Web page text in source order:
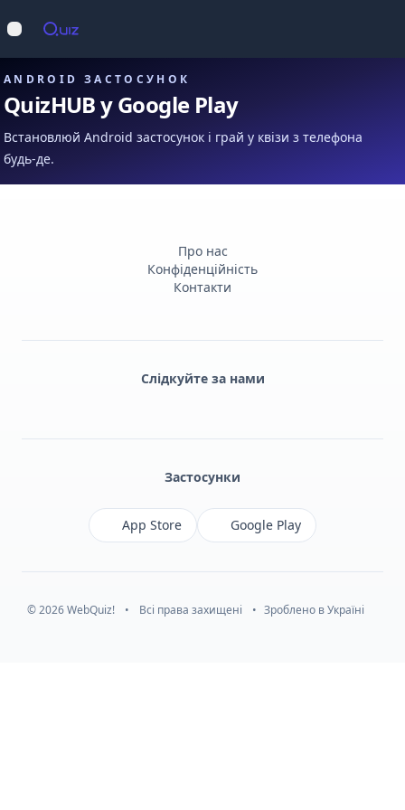
Відкрити меню
ANDROID ЗАСТОСУНОК
QuizHUB у Google Play
Встановлюй Android застосунок і грай у квізи з телефона
будь-де.
Про нас
Конфіденційність
Контакти
Слідкуйте за нами
Застосунки
App Store Google Play
© 2026 WebQuiz! • Всі права захищені • Зроблено в Україні